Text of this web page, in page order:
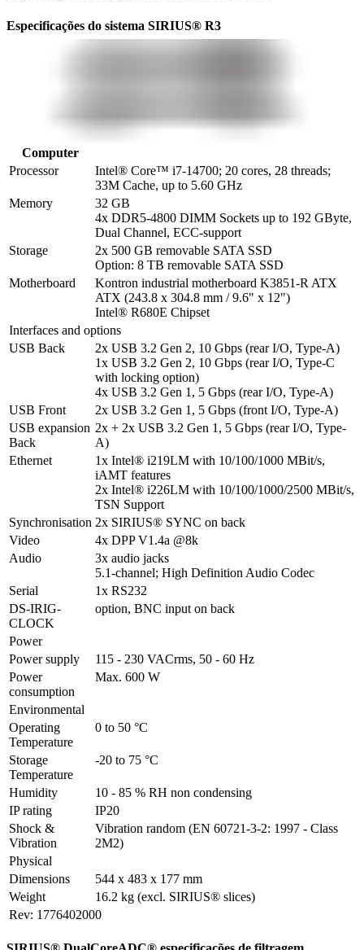
Especificações do sistema SIRIUS® R3
Computer
Processor
Intel® Core™ i7-14700; 20 cores, 28 threads;
33M Cache, up to 5.60 GHz
Memory
32 GB
4x DDR5-4800 DIMM Sockets up to 192 GByte,
Dual Channel, ECC-support
Storage
2x 500 GB removable SATA SSD
Option: 8 TB removable SATA SSD
Motherboard
Kontron industrial motherboard K3851-R ATX
ATX (243.8 x 304.8 mm / 9.6" x 12")
Intel® R680E Chipset
Interfaces and options
USB Back
2x USB 3.2 Gen 2, 10 Gbps (rear I/O, Type-A)
1x USB 3.2 Gen 2, 10 Gbps (rear I/O, Type-C
with locking option)
4x USB 3.2 Gen 1, 5 Gbps (rear I/O, Type-A)
USB Front
2x USB 3.2 Gen 1, 5 Gbps (front I/O, Type-A)
USB expansion
Back
2x + 2x USB 3.2 Gen 1, 5 Gbps (rear I/O, Type-
A)
Ethernet
1x Intel® i219LM with 10/100/1000 MBit/s,
iAMT features
2x Intel® i226LM with 10/100/1000/2500 MBit/s,
TSN Support
Synchronisation 2x SIRIUS® SYNC on back
Video
4x DPP V1.4a @8k
Audio
3x audio jacks
5.1-channel; High Definition Audio Codec
Serial
1x RS232
DS-IRIG-
CLOCK
option, BNC input on back
Power
Power supply
115 - 230 VACrms, 50 - 60 Hz
Power
consumption
Max. 600 W
Environmental
Operating
Temperature
0 to 50 °C
Storage
Temperature
-20 to 75 °C
Humidity
10 - 85 % RH non condensing
IP rating
IP20
Shock &
Vibration
Vibration random (EN 60721-3-2: 1997 - Class
2M2)
Physical
Dimensions
544 x 483 x 177 mm
Weight
16.2 kg (excl. SIRIUS® slices)
Rev: 1776402000